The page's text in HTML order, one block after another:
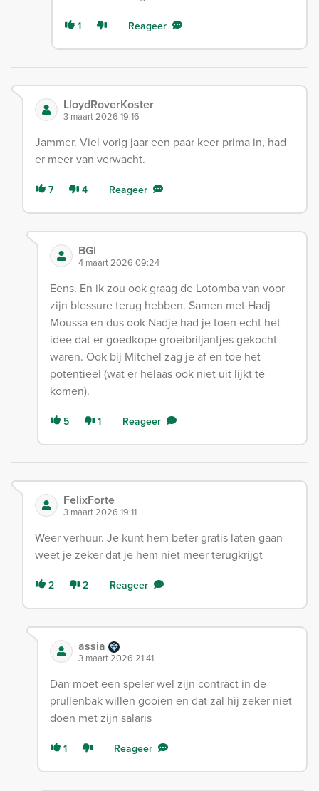
1 Reageer
LloydRoverKoster
3 maart 2026 19:16
Jammer. Viel vorig jaar een paar keer prima in, had
er meer van verwacht.
7 4 Reageer
BGI
4 maart 2026 09:24
Eens. En ik zou ook graag de Lotomba van voor
zijn blessure terug hebben. Samen met Hadj
Moussa en dus ook Nadje had je toen echt het
idee dat er goedkope groeibriljantjes gekocht
waren. Ook bij Mitchel zag je af en toe het
potentieel (wat er helaas ook niet uit lijkt te
komen).
5 1 Reageer
FelixForte
3 maart 2026 19:11
Weer verhuur. Je kunt hem beter gratis laten gaan -
weet je zeker dat je hem niet meer terugkrijgt
2 2 Reageer
assia
3 maart 2026 21:41
Dan moet een speler wel zijn contract in de
prullenbak willen gooien en dat zal hij zeker niet
doen met zijn salaris
1 Reageer